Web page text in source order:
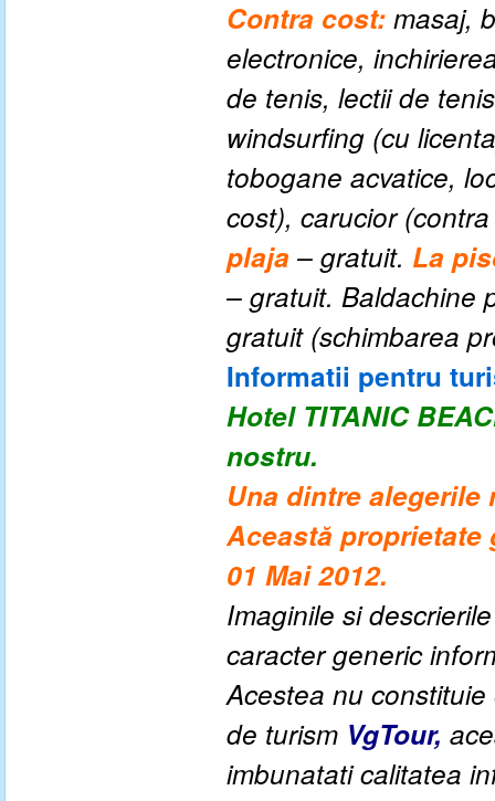
Contra cost: masaj,
electronice,
de tenis, lectii de
windsurfing (cu
tobogane acvatice,
cost), carucior
plaja – gratuit. La
– gratuit. Baldachine
gratuit (schimbarea
Informatii pentru
Hotel TITANIC
nostru.
Una dintre alegerile
Această proprietate
01 Mai 2012.
Imaginile si
caracter generic
Acestea nu
de turism VgTour,
imbunatati calitatea